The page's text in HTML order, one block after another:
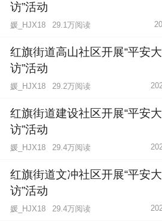
访”活动
媛_HJX18 29.1万阅读
红旗街道高山社区开展“平安
访”活动
媛_HJX18 29.2万阅读
红旗街道建设社区开展“平安
访”活动
媛_HJX18 29.4万阅读
红旗街道文冲社区开展“平安
访”活动
媛_HJX18 29.4万阅读